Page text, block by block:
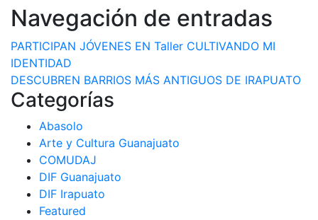
Navegación de entradas
PARTICIPAN JÓVENES EN Taller CULTIVANDO MI
IDENTIDAD
DESCUBREN BARRIOS MÁS ANTIGUOS DE IRAPUATO
Categorías
Abasolo
Arte y Cultura Guanajuato
COMUDAJ
DIF Guanajuato
DIF Irapuato
Featured